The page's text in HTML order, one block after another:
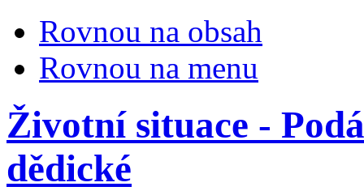
Rovnou na obsah
Rovnou na menu
Životní situace -
dědické